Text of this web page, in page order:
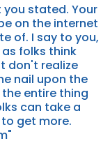
stated. Your
on the internet
of. I say to you,
folks think
don't realize
nail upon the
entire thing
can take a
get more.